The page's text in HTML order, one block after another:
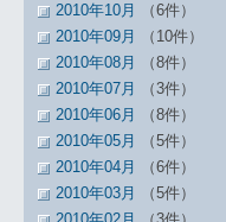
2010年10月
（6件）
2010年09月
（10件）
2010年08月
（8件）
2010年07月
（3件）
2010年06月
（8件）
2010年05月
（5件）
2010年04月
（6件）
2010年03月
（5件）